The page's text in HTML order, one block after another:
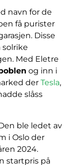
navn for de
få purister
Disse
solrike
Med Eletre
og inn i
der Tesla,
slåss
ble ledet av
i Oslo der
2024.
startpris på